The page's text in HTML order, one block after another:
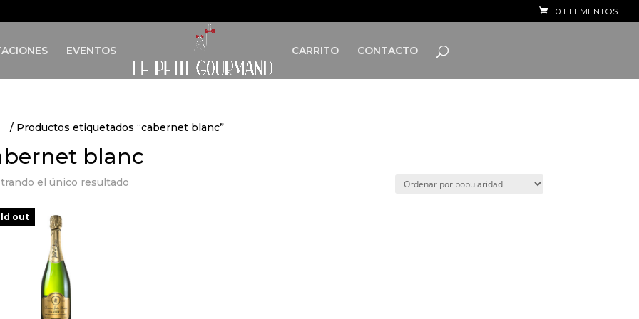
0 ELEMENTOS
EVENTOS CARRITO CONTACTO
/ Productos etiquetados “cabernet blanc”
blanc
el único resultado
out